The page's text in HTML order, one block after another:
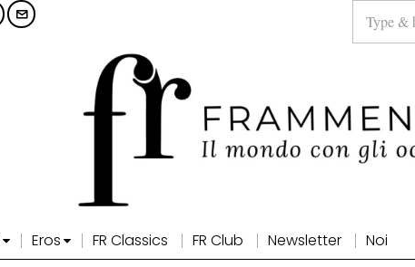
Eros FR Classics FR Club Newsletter Noi